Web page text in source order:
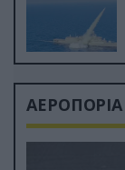
ΑΕΡΟΠΟΡΙΑ